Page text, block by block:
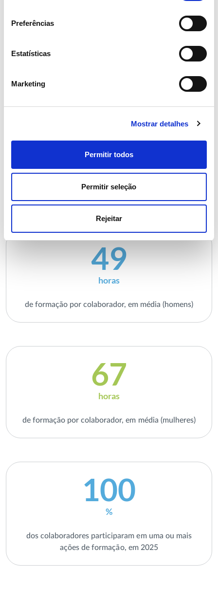
Preferências
Estatísticas
Marketing
Mostrar detalhes
Permitir todos
Permitir seleção
Rejeitar
4.785
74
de formação por colaborador, em média (global)
49
horas
de formação por colaborador, em média (homens)
67
horas
de formação por colaborador, em média (mulheres)
100
%
dos colaboradores participaram em uma ou mais
ações de formação, em 2025